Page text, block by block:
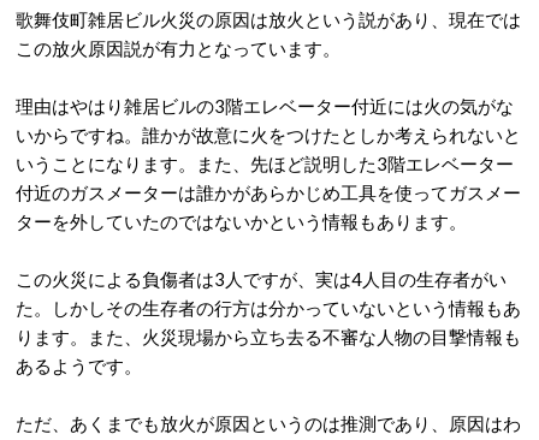
歌舞伎町雑居ビル火災の原因は放火という説があり、現在では
この放火原因説が有力となっています。
理由はやはり雑居ビルの3階エレベーター付近には火の気がな
いからですね。誰かが故意に火をつけたとしか考えられないと
いうことになります。また、先ほど説明した3階エレベーター
付近のガスメーターは誰かがあらかじめ工具を使ってガスメー
ターを外していたのではないかという情報もあります。
この火災による負傷者は3人ですが、実は4人目の生存者がい
た。しかしその生存者の行方は分かっていないという情報もあ
ります。また、火災現場から立ち去る不審な人物の目撃情報も
あるようです。
ただ、あくまでも放火が原因というのは推測であり、原因はわ